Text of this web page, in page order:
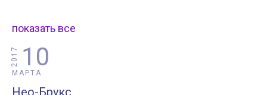
показать все
10
МАРТА
2017
Нео-Брукс